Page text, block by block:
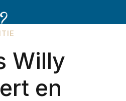
Willy
en